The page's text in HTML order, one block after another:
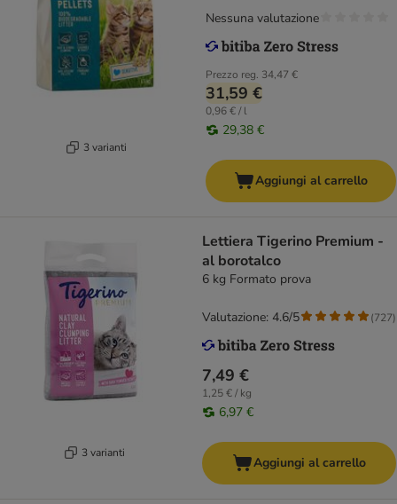
3 varianti
Prezzo reg. 34,47 €
31,59 €
0,96 € / l
29,38 €
Nessuna valutazione
Aggiungi al carrello
3 varianti
Lettiera Tigerino Premium -
al borotalco
6 kg Formato prova
7,49 €
1,25 € / kg
6,97 €
Valutazione: 4.6/5 (727)
Aggiungi al carrello